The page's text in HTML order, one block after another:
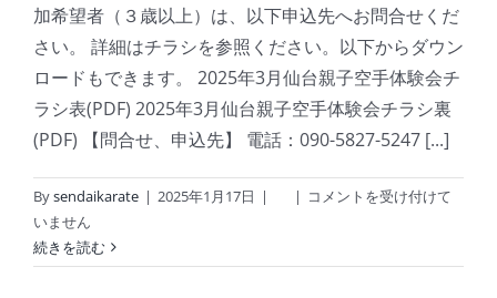
加希望者（３歳以上）は、以下申込先へお問合せくだ
さい。 詳細はチラシを参照ください。以下からダウン
ロードもできます。 2025年3月仙台親子空手体験会チ
ラシ表(PDF) 2025年3月仙台親子空手体験会チラシ裏
(PDF) 【問合せ、申込先】 電話：090-5827-5247 [...]
Bysendaikarate | 2025年1月17日 | | 2025
の
コメントを受け付けて
いません
続きを読む